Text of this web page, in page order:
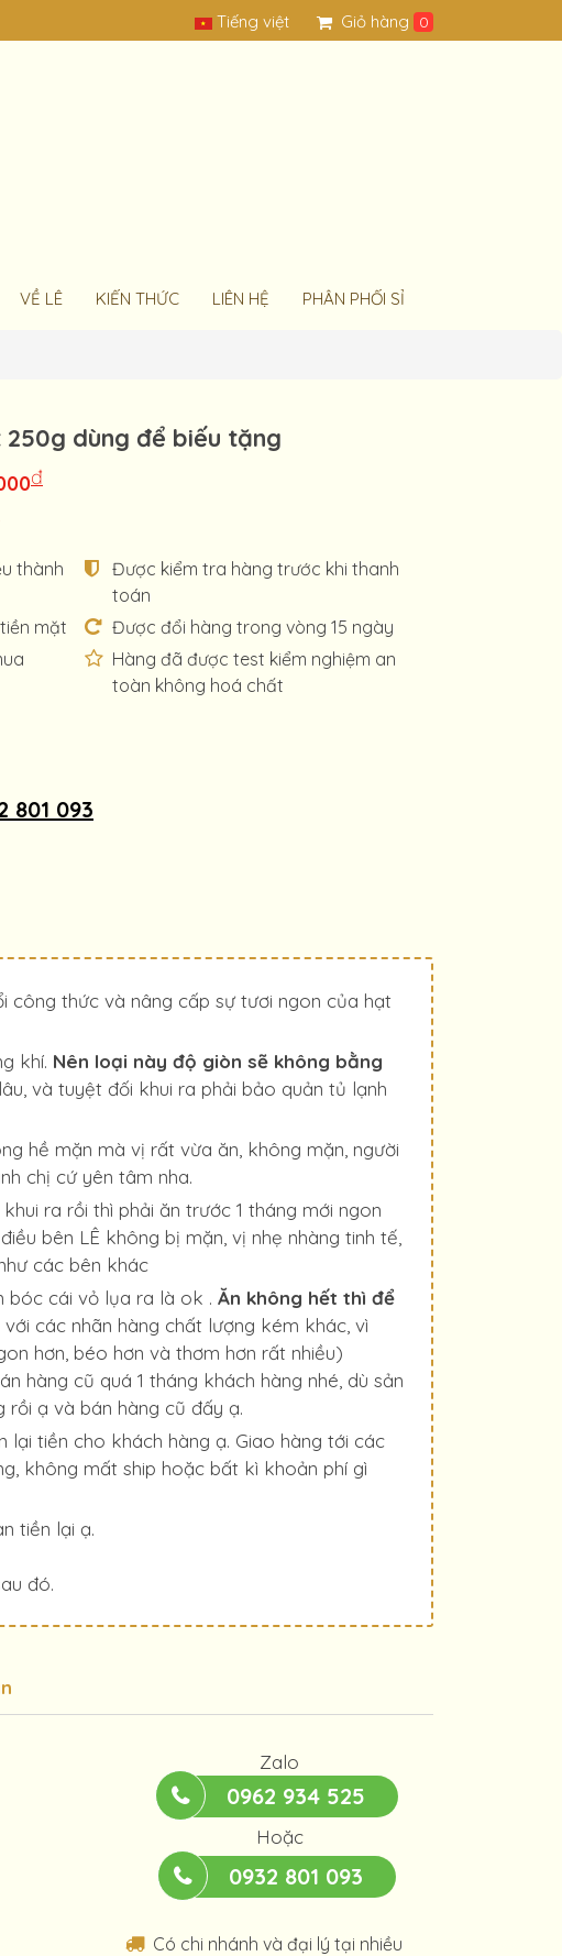
Tiếng việt Giỏ hàng 0
VỀ LÊ KIẾN THỨC LIÊN HỆ PHÂN PHỐI SỈ
dùng để biếu tặng
đ
thành
Được kiểm tra hàng trước khi thanh
toán
mặt
Được đổi hàng trong vòng 15 ngày
Hàng đã được test kiểm nghiệm an
toàn không hoá chất
801 093
công thức và nâng cấp sự tươi ngon của hạt
khí. Nên loại này độ giòn sẽ không bằng
và tuyệt đối khui ra phải bảo quản tủ lạnh
hề mặn mà vị rất vừa ăn, không mặn, người
chị cứ yên tâm nha.
ra rồi thì phải ăn trước 1 tháng mới ngon
bên LÊ không bị mặn, vị nhẹ nhàng tinh tế,
các bên khác
bóc cái vỏ lụa ra là ok . Ăn không hết thì để
với các nhãn hàng chất lượng kém khác, vì
hơn, béo hơn và thơm hơn rất nhiều)
hàng cũ quá 1 tháng khách hàng nhé, dù sản
rồi ạ và bán hàng cũ đấy ạ.
lại tiền cho khách hàng ạ. Giao hàng tới các
không mất ship hoặc bất kì khoản phí gì
tiền lại ạ.
đó.
Zalo
0962 934 525
Hoặc
0932 801 093
Có chi nhánh và đại lý tại nhiều